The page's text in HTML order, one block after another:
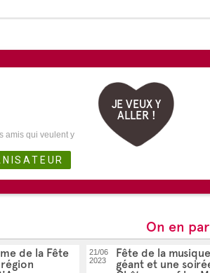
amis qui veulent y
JE VEUX Y
ALLER !
On en
de la Fête
21/06
2023
Fête de la
géant et une